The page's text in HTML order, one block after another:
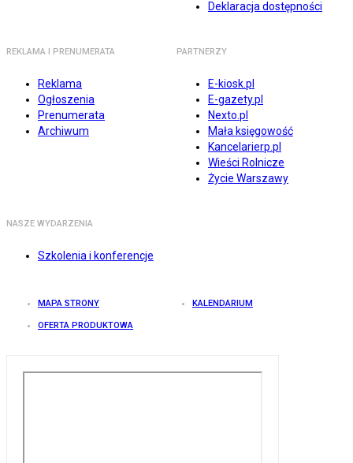
Deklaracja dostępności
REKLAMA I PRENUMERATA
Reklama
Ogłoszenia
Prenumerata
Archiwum
PARTNERZY
E-kiosk.pl
E-gazety.pl
Nexto.pl
Mała księgowość
Kancelarierp.pl
Wieści Rolnicze
Życie Warszawy
NASZE WYDARZENIA
Szkolenia i konferencje
MAPA STRONY KALENDARIUM
OFERTA PRODUKTOWA